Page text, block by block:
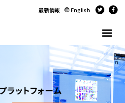
最新情報 English